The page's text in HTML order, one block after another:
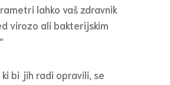
lahko vaš zdravnik
virozo ali bakterijskim
ki bi jih radi opravili, se